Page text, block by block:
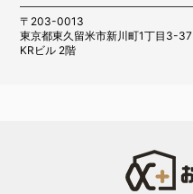
〒203-0013
東京都東久留米市新川町1丁目3-37
KRビル 2階